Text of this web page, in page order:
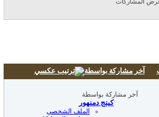
آخر مشاركة بواسطة
آخر مشاركة بواسطة
كينج دمنهور
الملف الشخصي